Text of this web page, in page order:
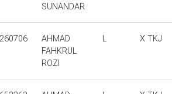
SUNANDAR
AHMAD
FAHKRUL
ROZI
L X TKJ